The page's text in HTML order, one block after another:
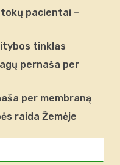
pacientai –
tinklas
pernaša per
per membraną
raida Žemėje